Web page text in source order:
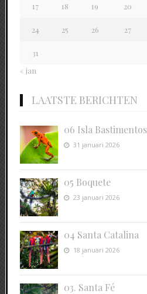
17 18 19 20
24 25 26 27
31
« jan
LAATSTE BERICHTEN
06 Isla Bastimentos
31 januari 2026
05 Boquete
23 januari 2026
04 Santa Catalina
18 januari 2026
03. Santa Fé